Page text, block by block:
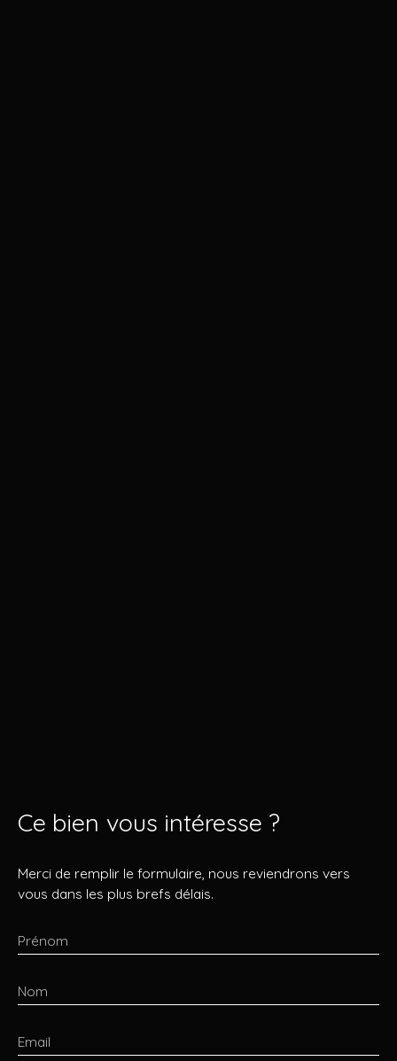
Ce bien vous intéresse ?
Merci de remplir le formulaire, nous reviendrons vers
vous dans les plus brefs délais.
Prénom
Nom
Email